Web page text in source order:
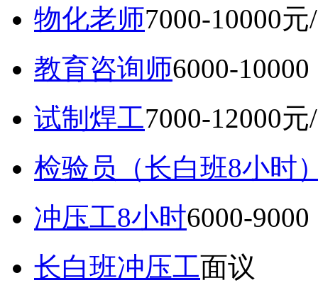
物化老师7000-10000元
教育咨询师6000-
试制焊工7000-12000元
检验员（长白班8小时
冲压工8小时6000-
长白班冲压工面议